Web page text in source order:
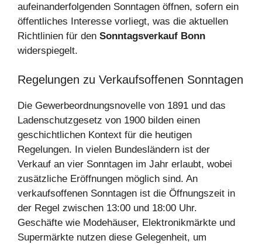
aufeinanderfolgenden Sonntagen öffnen, sofern ein
öffentliches Interesse vorliegt, was die aktuellen
Richtlinien für den Sonntagsverkauf Bonn
widerspiegelt.
Regelungen zu Verkaufsoffenen Sonntagen
Die Gewerbeordnungsnovelle von 1891 und das
Ladenschutzgesetz von 1900 bilden einen
geschichtlichen Kontext für die heutigen
Regelungen. In vielen Bundesländern ist der
Verkauf an vier Sonntagen im Jahr erlaubt, wobei
zusätzliche Eröffnungen möglich sind. An
verkaufsoffenen Sonntagen ist die Öffnungszeit in
der Regel zwischen 13:00 und 18:00 Uhr.
Geschäfte wie Modehäuser, Elektronikmärkte und
Supermärkte nutzen diese Gelegenheit, um